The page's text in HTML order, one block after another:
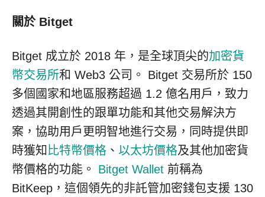
關於Bitget
Bitget 成立於 2018 年，是全球頂尖的加密貨
幣交易所和 Web3 公司。 Bitget 交易所於 150
多個國家和地區服務超過 1.2 億名用戶，致力
透過其開創性的跟單功能和其他交易解決方
案，協助用戶更明智地進行交易，同時提供即
時獲知 比特幣價格 、 以太坊價格及其他加密貨
幣價格的功能。 Bitget Wallet 前稱為
BitKeep，這個領先的非託管加密錢包支援 130